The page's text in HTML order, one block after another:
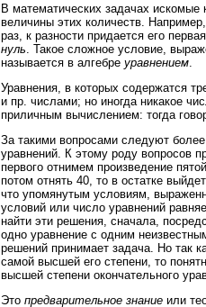
В математических задачах
величины этих количеств.
раз, к разности придается его
нуль . Такое сложное условие,
называется в алгебре уравнением
Уравнения, в которых содержатся
и пр. числами; но иногда никакое
приличным вычислением: тогда
За такими вопросами следуют
уравнений. К этому роду вопросов
первого отнимем произведение
потом отнять 40, то в остатке
что упомянутым условиям,
условий или число уравнений
найти эти решения, сначала,
одно уравнение с одним
решений принимает задача. Но так
самой высшей его степени, то
высшей степени окончательного
Это предварительное знание или